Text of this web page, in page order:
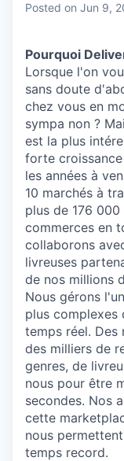
Posted on Jun 9,
Pourquoi
Lorsque l'on
sans doute
chez vous en
sympa non ?
est la plus
forte
les années à
10 marchés à
plus de 176
commerces en
collaborons
livreuses
de nos millions
Nous gérons
plus complexes
temps réel. Des
des milliers de
genres, de
nous pour être
secondes. Nos
cette
nous
temps record.